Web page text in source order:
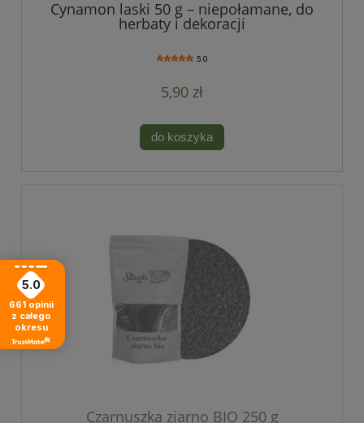
Cynamon laski 50 g – niepołamane, do
herbaty i dekoracji
5.0
5,90 zł
do koszyka
Czarnuszka ziarno BIO 250 g
5.0
661 opinii
z całego
okresu